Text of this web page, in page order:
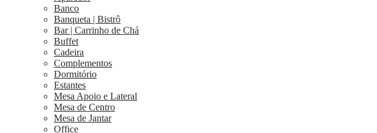
Banco
Banqueta | Bistrô
Bar | Carrinho de Chá
Buffet
Cadeira
Complementos
Dormitório
Estantes
Mesa Apoio e Lateral
Mesa de Centro
Mesa de Jantar
Office